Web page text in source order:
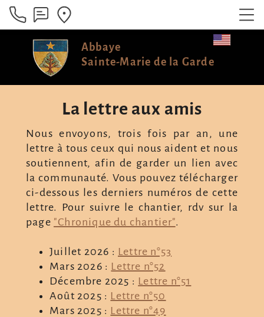
Abbaye
Sainte-Marie de la Garde
La lettre aux amis
Nous envoyons, trois fois par an, une
lettre à tous ceux qui nous aident et nous
soutiennent, afin de garder un lien avec
la communauté. Vous pouvez télécharger
ci-dessous les derniers numéros de cette
lettre. Pour suivre le chantier, rdv sur la
page "Chronique du chantier".
Juillet 2026 : Lettre n°53
Mars 2026 : Lettre n°52
Décembre 2025 : Lettre n°51
Août 2025 : Lettre n°50
Mars 2025 : Lettre n°49